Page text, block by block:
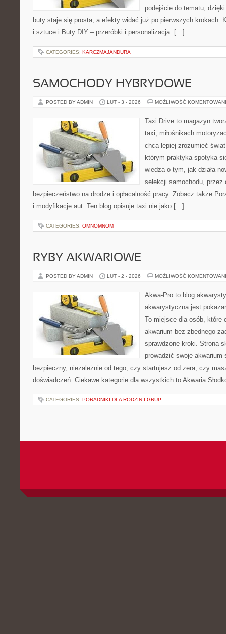
podejście do tematu,
buty staje się prosta, a efekty widać już po pierwszych krokach.
i sztuce i Buty DIY – przeróbki i personalizacja. […]
CATEGORIES: KARCZMAJANDURA
SAMOCHODY HYBRYDOWE
POSTED BY ADMIN LUT - 3 - 2026 MOŻLIWOŚĆ
Taxi Drive to magazyn
taxi, miłośnikach
chcą lepiej zrozumieć
którym praktyka spotyka
wiedzą o tym, jak działa
selekcji samochodu, przez
bezpieczeństwo na drodze i opłacalność pracy. Zobacz także
i modyfikacje aut. Ten blog opisuje taxi nie jako […]
CATEGORIES: OMNOMNOM
RYBY AKWARIOWE
POSTED BY ADMIN LUT - 2 - 2026 MOŻLIWOŚĆ
Akwa-Pro to blog
akwarystyczna jest
To miejsce dla osób, które
akwarium bez zbędnego
sprawdzone kroki. Strona
prowadzić swoje akwarium
bezpieczny, niezależnie od tego, czy startujesz od zera, czy
doświadczeń. Ciekawe kategorie dla wszystkich to Akwaria
CATEGORIES: PORADNIKI DLA RODZIN I GRUP